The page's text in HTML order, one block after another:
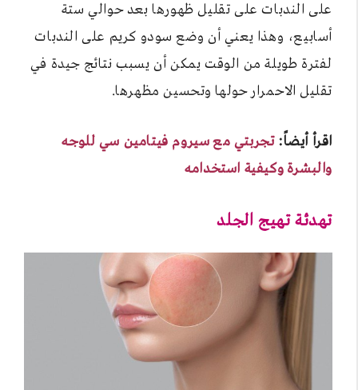
على الندبات على تقليل ظهورها بعد حوالي ستة
أسابيع، وهذا يعني أن وضع سودو كريم على الندبات
لفترة طويلة من الوقت يمكن أن يسبب نتائج جيدة في
تقليل الاحمرار حولها وتحسين مظهرها.
اقرأ أيضاً:تجربتي مع سيروم فيتامين سي للوجه
والبشرة وكيفية استخدامه
تهدئة تهيج الجلد